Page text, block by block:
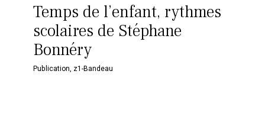
Temps de l’enfant, rythmes
scolaires de Stéphane
Bonnéry
Publication, z1-Bandeau